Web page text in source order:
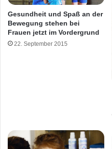
Gesundheit und Spaß an der
Bewegung stehen bei
Frauen jetzt im Vordergrund
22. September 2015